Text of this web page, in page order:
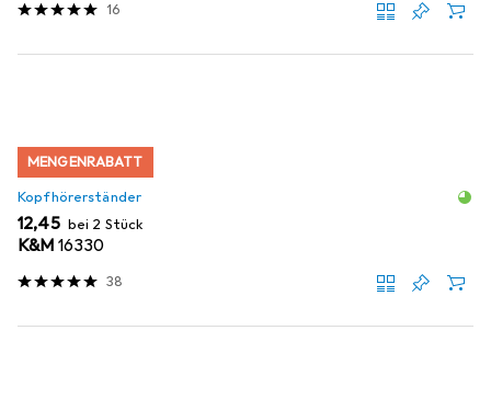
16
MENGENRABATT
Kopfhörerständer
EUR
12,45 bei 2 Stück
K&M 16330
38